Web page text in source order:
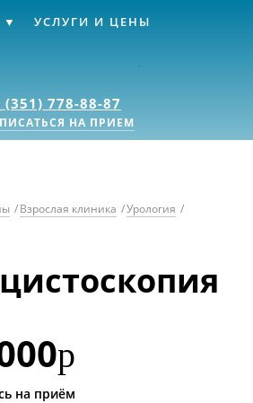
(351) 778-88-87
НА ПРИЕМ
УСЛУГИ И ЦЕНЫ
/Взрослая клиника /Урология /
р
на приём